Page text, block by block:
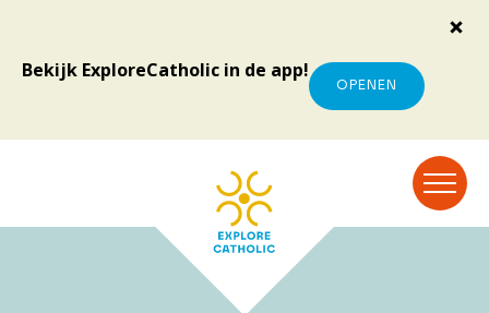
Bekijk ExploreCatholic in de app!
OPENEN